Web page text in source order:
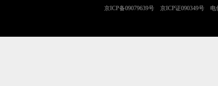
京ICP备09079639号 京ICP证090349号 电